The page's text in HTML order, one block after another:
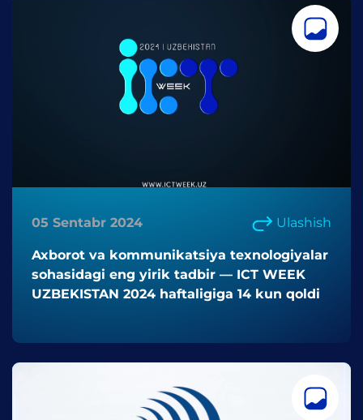
05 Sentabr 2024 Ulashish
Axborot va kommunikatsiya texnologiyalar
sohasidagi eng yirik tadbir — ICT WEEK
UZBEKISTAN 2024 haftaligiga 14 kun qoldi